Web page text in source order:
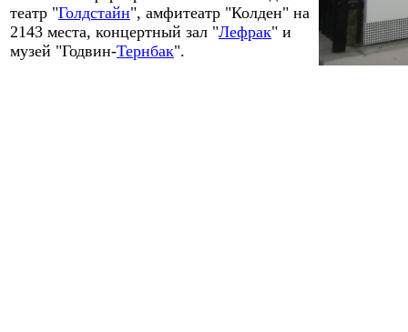
театр "Голдстайн", амфитеатр "Колден" на
2143 места, концертный зал "Лефрак" и
музей "Годвин-Тернбак".